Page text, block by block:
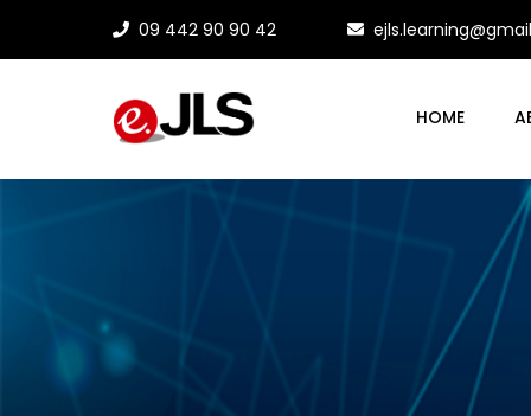
09 442 90 90 42
HOME